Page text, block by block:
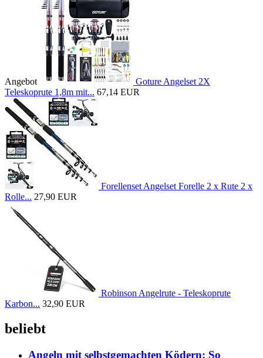
Angebot
Goture Angelset 2X
Teleskoprute 1,8m mit... 67,14 EUR
Forellenset Angelset Forelle 2 x Rute 2 x
Rolle... 27,90 EUR
Robinson Angelrute - Teleskoprute
Karbon... 32,90 EUR
beliebt
Angeln mit selbstgemachten Ködern: So